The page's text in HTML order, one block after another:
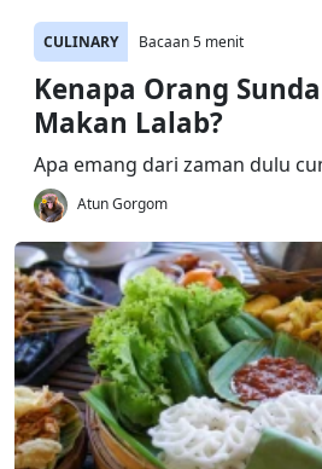
CULINARY Bacaan 5 menit
Kenapa Orang
Makan Lalab?
Apa emang dari zaman dulu
Atun Gorgom